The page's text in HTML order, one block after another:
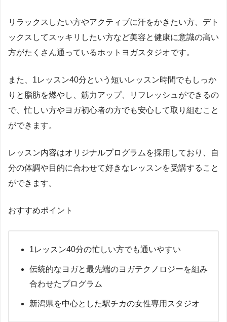
リラックスしたい方やアクティブに汗をかきたい方、デト
ックスしてスッキリしたい方など美容と健康に意識の高い
方がたくさん通っているホットヨガスタジオです。
また、1レッスン40分という短いレッスン時間でもしっか
りと脂肪を燃やし、筋力アップ、リフレッシュができるの
で、忙しい方やヨガ初心者の方でも安心して取り組むこと
ができます。
レッスン内容はオリジナルプログラムを採用しており、自
分の体調や目的に合わせて好きなレッスンを受講すること
ができます。
おすすめポイント
1レッスン40分の忙しい方でも通いやすい
伝統的なヨガと最先端のヨガテクノロジーを組み
合わせたプログラム
新潟県を中心とした駅チカの女性専用スタジオ